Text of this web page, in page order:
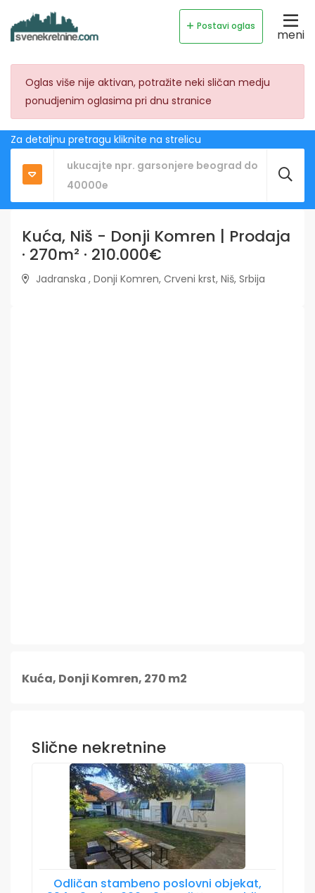
Postavi oglas
meni
Oglas više nije aktivan, potražite neki sličan medju
ponudjenim oglasima pri dnu stranice
Za detaljnu pretragu kliknite na strelicu
Kuća, Niš - Donji Komren | Prodaja
· 270m² · 210.000€
Jadranska , Donji Komren, Crveni krst, Niš, Srbija
Kuća, Donji Komren, 270 m2
Slične nekretnine
Odličan stambeno poslovni objekat,